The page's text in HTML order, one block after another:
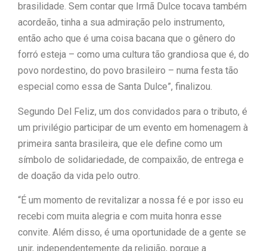
brasilidade. Sem contar que Irmã Dulce tocava também
acordeão, tinha a sua admiração pelo instrumento,
então acho que é uma coisa bacana que o gênero do
forró esteja – como uma cultura tão grandiosa que é, do
povo nordestino, do povo brasileiro – numa festa tão
especial como essa de Santa Dulce”, finalizou.
Segundo Del Feliz, um dos convidados para o tributo, é
um privilégio participar de um evento em homenagem à
primeira santa brasileira, que ele define como um
símbolo de solidariedade, de compaixão, de entrega e
de doação da vida pelo outro.
“É um momento de revitalizar a nossa fé e por isso eu
recebi com muita alegria e com muita honra esse
convite. Além disso, é uma oportunidade de a gente se
unir, independentemente da religião, porque a